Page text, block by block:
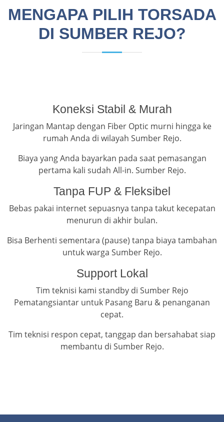
MENGAPA PILIH TORSADA
DI SUMBER REJO?
Koneksi Stabil & Murah
Jaringan Mantap dengan Fiber Optic murni hingga ke
rumah Anda di wilayah Sumber Rejo.
Biaya yang Anda bayarkan pada saat pemasangan
pertama kali sudah All-in. Sumber Rejo.
Tanpa FUP & Fleksibel
Bebas pakai internet sepuasnya tanpa takut kecepatan
menurun di akhir bulan.
Bisa Berhenti sementara (pause) tanpa biaya tambahan
untuk warga Sumber Rejo.
Support Lokal
Tim teknisi kami standby di Sumber Rejo
Pematangsiantar untuk Pasang Baru & penanganan
cepat.
Tim teknisi respon cepat, tanggap dan bersahabat siap
membantu di Sumber Rejo.